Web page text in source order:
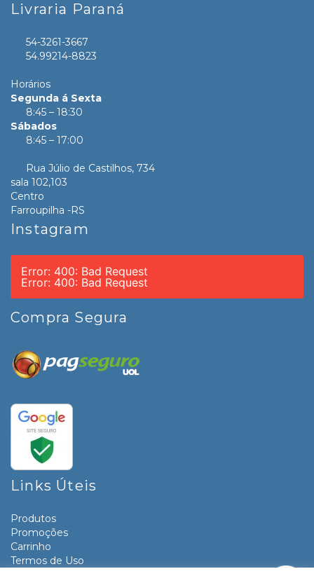
Livraria Paraná
54-3261-3667
54.99214-8823
Horários
Segunda á Sexta
8:45 – 18:30
Sábados
8:45 – 17:00
Rua Júlio de Castilhos, 734
sala 102,103
Centro
Farroupilha -RS
Instagram
Error: 400: Bad Request
Error: 400: Bad Request
Compra Segura
Links Úteis
Produtos
Promoções
Carrinho
Termos de Uso